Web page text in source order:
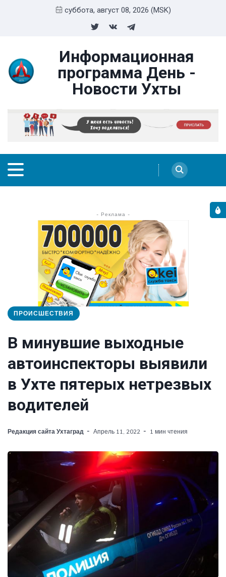
суббота, август 08, 2026 (MSK)
Информационная
программа День -
Новости Ухты
- Реклама -
ПРОИСШЕСТВИЯ
В минувшие выходные
автоинспекторы выявили
в Ухте пятерых нетрезвых
водителей
Редакция сайта Ухтаград Апрель 11, 2022 1 мин чтения